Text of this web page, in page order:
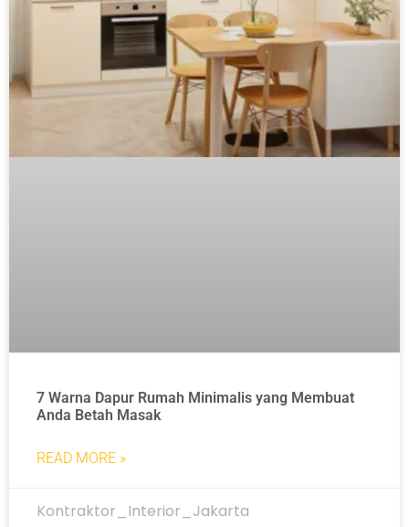
7 Warna Dapur Rumah Minimalis yang Membuat
Anda Betah Masak
READ MORE »
Kontraktor_Interior_Jakarta